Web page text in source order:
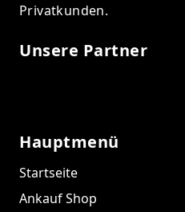
Privatkunden.
Unsere Partner
Hauptmenü
Startseite
Ankauf Shop